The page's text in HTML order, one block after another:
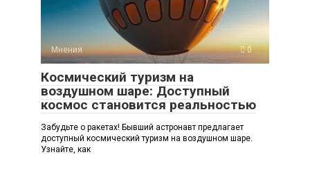
Мнения 0
Космический туризм на
воздушном шаре: Доступный
космос становится реальностью
Забудьте о ракетах! Бывший астронавт предлагает
доступный космический туризм на воздушном шаре.
Узнайте, как